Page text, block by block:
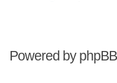
Powered byphpBB